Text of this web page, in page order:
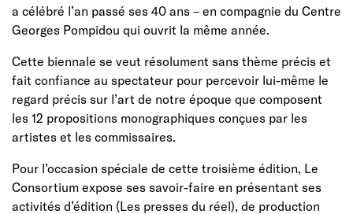
a célébré l’an passé ses 40 ans – en compagnie du Centre
Georges Pompidou qui ouvrit la même année.
Cette biennale se veut résolument sans thème précis et
fait confiance au spectateur pour percevoir lui-même le
regard précis sur l’art de notre époque que composent
les 12 propositions monographiques conçues par les
artistes et les commissaires.
Pour l’occasion spéciale de cette troisième édition, Le
Consortium expose ses savoir-faire en présentant ses
activités d’édition (Les presses du réel), de production